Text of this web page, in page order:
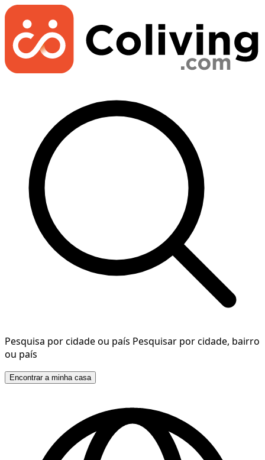
Pesquisa por cidade ou país Pesquisar por cidade, bairro
ou país
Encontrar a minha casa